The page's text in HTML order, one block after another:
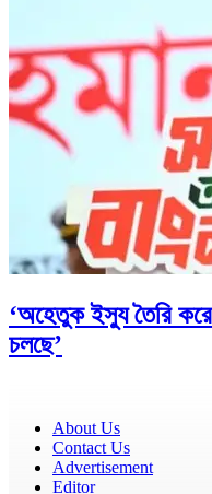
‘অহেতুক ইস্যু তৈরি করে
চলছে’
About Us
Contact Us
Advertisement
Editor